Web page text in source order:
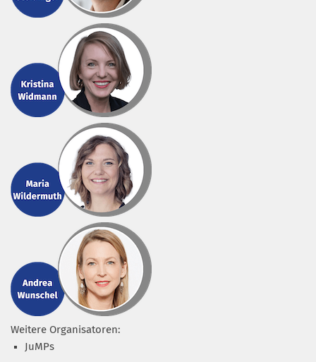
Weitere Organisatoren:
JuMPs